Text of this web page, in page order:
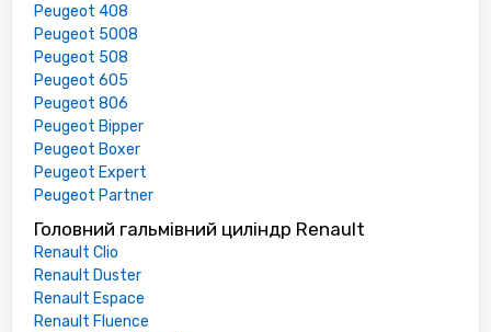
Peugeot 408
Peugeot 5008
Peugeot 508
Peugeot 605
Peugeot 806
Peugeot Bipper
Peugeot Boxer
Peugeot Expert
Peugeot Partner
Головний гальмівний циліндр Renault
Renault Clio
Renault Duster
Renault Espace
Renault Fluence